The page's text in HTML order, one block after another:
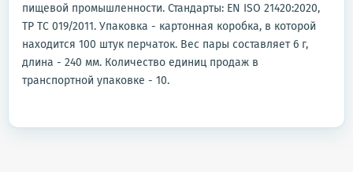
пищевой промышленности. Стандарты: EN ISO 21420:2020,
ТР ТС 019/2011. Упаковка - картонная коробка, в которой
находится 100 штук перчаток. Вес пары составляет 6 г,
длина - 240 мм. Количество единиц продаж в
транспортной упаковке - 10.